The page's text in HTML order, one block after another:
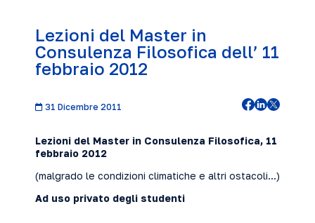
Lezioni del Master in
Consulenza Filosofica dell’ 11
febbraio 2012
31 Dicembre 2011
Lezioni del Master in Consulenza Filosofica, 11
febbraio 2012
(malgrado le condizioni climatiche e altri ostacoli...)
Ad uso privato degli studenti